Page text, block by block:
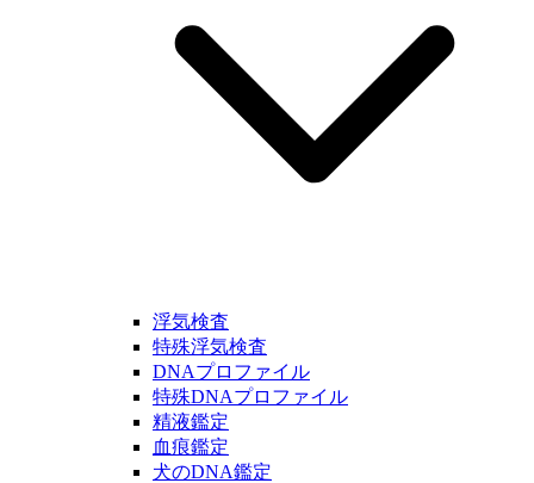
浮気検査
特殊浮気検査
DNAプロファイル
特殊DNAプロファイル
精液鑑定
血痕鑑定
犬のDNA鑑定